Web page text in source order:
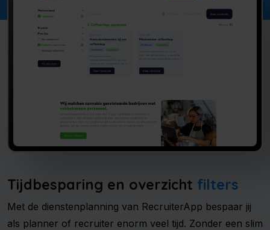
Tijdbesparing en overzicht filters
Met de dienstenplanning van RecruiterApp bespaar jij
als planner of recruiter enorm veel tijd. Zonder een slim